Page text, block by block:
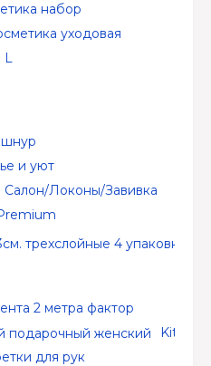
набор
уходовая
L
шнур
и уют
Салон/Локоны/Завивка
трехслойные 4 упаковки
2 метра фактор
для рук